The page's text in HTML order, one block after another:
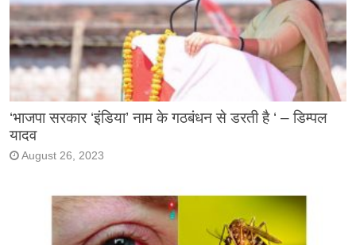
‘भाजपा सरकार ‘इंडिया’ नाम के गठबंधन से डरती है ‘ – डिम्पल
यादव
August 26, 2023